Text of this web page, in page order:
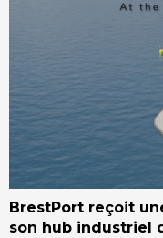
BrestPort reçoit
son hub industriel